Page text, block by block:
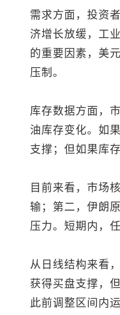
需求方面，投资
济增长放缓，工
的重要因素，美
压制。
库存数据方面，
油库存变化。如
支撑；但如果库
目前来看，市场
输；第二，伊朗
压力。短期内，
从日线结构来看，
获得买盘支撑，
此前调整区间内